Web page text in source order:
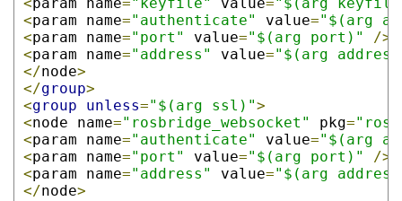
<param name="authenticate" value="$(arg
<param name="port" value="$(arg port)"
/>
<param name="address" value="$(arg
</node>
</group>
<group unless="$(arg ssl)">
<node name="rosbridge_websocket" pkg=
<param name="authenticate" value="$(arg
<param name="port" value="$(arg port)"
/>
<param name="address" value="$(arg
</node>